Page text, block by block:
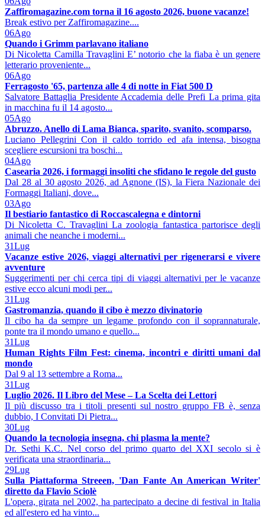
Zaffiromagazine.com torna il 16 agosto 2026, buone vacanze!
Break estivo per Zaffiromagazine....
06Ago
Quando i Grimm parlavano italiano
Di Nicoletta Camilla Travaglini E’ notorio che la fiaba è un genere
letterario proveniente...
06Ago
Ferragosto '65, partenza alle 4 di notte in Fiat 500 D
Salvatore Battaglia Presidente Accademia delle Prefi La prima gita
in macchina fu il 14 agosto...
05Ago
Abruzzo. Anello di Lama Bianca, sparito, svanito, scomparso.
Luciano Pellegrini Con il caldo torrido ed afa intensa, bisogna
scegliere escursioni tra boschi...
04Ago
Casearia 2026, i formaggi insoliti che sfidano le regole del gusto
Dal 28 al 30 agosto 2026, ad Agnone (IS), la Fiera Nazionale dei
Formaggi Italiani, dove...
03Ago
Il bestiario fantastico di Roccascalegna e dintorni
Di Nicoletta C. Travaglini La zoologia fantastica partorisce degli
animali che neanche i moderni...
31Lug
Vacanze estive 2026, viaggi alternativi per rigenerarsi e vivere
avventure
Suggerimenti per chi cerca tipi di viaggi alternativi per le vacanze
estive ecco alcuni modi per...
31Lug
Gastromanzia, quando il cibo è mezzo divinatorio
Il cibo ha da sempre un legame profondo con il soprannaturale,
ponte tra il mondo umano e quello...
31Lug
Human Rights Film Fest: cinema, incontri e diritti umani dal
mondo
Dal 9 al 13 settembre a Roma...
31Lug
Luglio 2026. Il Libro del Mese – La Scelta dei Lettori
Il più discusso tra i titoli presenti sul nostro gruppo FB è, senza
dubbio, I Convitati Di Pietra...
30Lug
Quando la tecnologia insegna, chi plasma la mente?
Dr. Sethi K.C. Nel corso del primo quarto del XXI secolo si è
verificata una straordinaria...
29Lug
Sulla Piattaforma Streeen, 'Dan Fante An American Writer'
diretto da Flavio Sciolè
L'opera, girata nel 2002, ha partecipato a decine di festival in Italia
ed all'estero ed ha vinto...